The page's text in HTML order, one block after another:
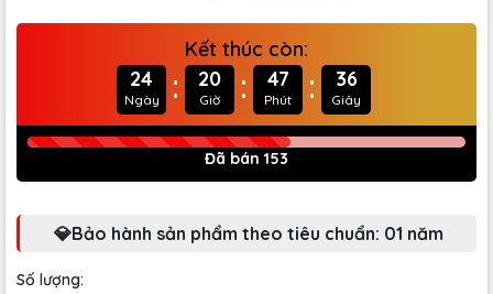
Kết thúc còn:
24
Ngày : 20
Giờ : 47
Phút : 35
Giây
Đã bán 153
💎Bảo hành sản phẩm theo tiêu chuẩn: 01 năm
Số lượng: